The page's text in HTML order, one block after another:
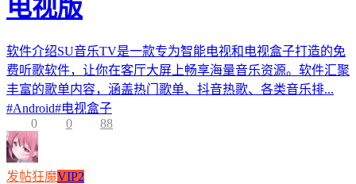
电视版
软件介绍SU音乐TV是一款专为智能电视和电视盒子打造的免
费听歌软件，让你在客厅大屏上畅享海量音乐资源。软件汇聚
丰富的歌单内容，涵盖热门歌单、抖音热歌、各类音乐排...
#Android#电视盒子
0
0 88
发帖狂魔VIP2